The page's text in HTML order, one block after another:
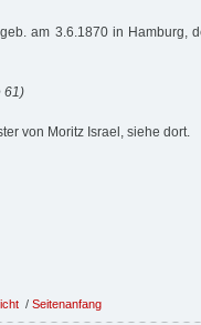
am 3.6.1870 in Hamburg,
61)
von Moritz Israel, siehe dort.
/ Seitenanfang